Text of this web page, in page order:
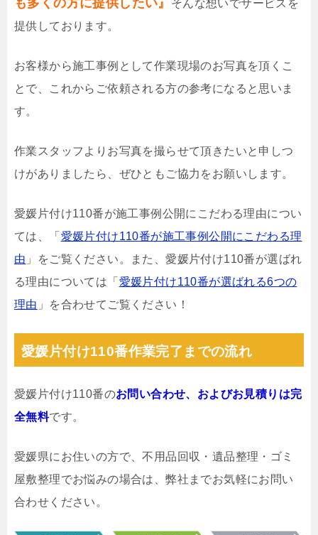
も多くの方に提供したい』
そんな想いでサービスを
提供しております。
お客様から施工事例として作業現場のお写真を頂くこ
とで、これからご依頼される方の参考になると思いま
す。
作業スタッフよりお写真を撮らせて頂きたいと申しつ
けがありましたら、ぜひともご協力をお願いします。
愛媛片付け110番が施工事例公開にこだわる理由につい
ては、「 愛媛片付け110番が施工事例公開にこだわる理
由 」をご覧ください。また、愛媛片付け110番が選ばれ
る理由については「 愛媛片付け110番が選ばれる6つの
理由 」を合わせてご覧ください！
愛媛片付け110番作業完了までの流れ
愛媛片付け110番のお問い合わせ、およびお見積りは完
全無料です。
愛媛県にお住いの方で、不用品回収・遺品整理・ゴミ
屋敷整理でお悩みの場合は、弊社までお気軽にお問い
合わせください。